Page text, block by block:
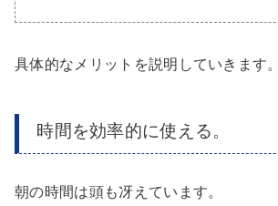
具体的なメリットを説明していきます。
時間を効率的に使える。
朝の時間は頭も冴えています。